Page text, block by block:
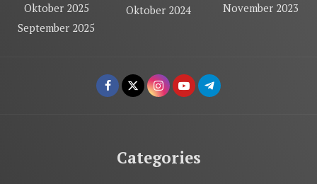
Oktober 2025
September 2025
Oktober 2024
November 2023
Categories